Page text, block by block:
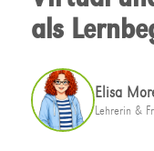
als
Elisa
Lehrerin &